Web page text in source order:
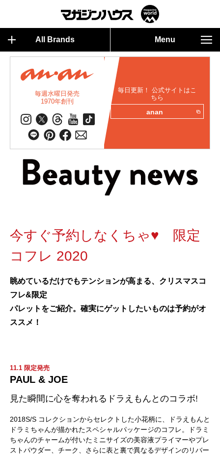
All Brands Menu
毎週水曜日発売
1970年創刊
毎日更新！ 公式サイトはこ
ちら
anan
今すぐ予約しなくちゃ♥︎ 限定
コフレ 2020
眺めているだけでもテンションが高まる、クリスマスコ
フレ&限定
パレットをご紹介。確実にゲットしたいものは予約がオ
ススメ！
11.1 限定発売
PAUL & JOE
見た瞬間に心を奪われるドラえもんとのコラボ!
2018S/S コレクションからセレクトした小花柄に、ドラえもんと
ドラミちゃんが描かれたスペシャルパッケージのコフレ。ドラミ
ちゃんのチャームが付いたミニサイズの美容液プライマーやプレ
ストパウダー、チーク、さらに表と裏で異なるデザインのリバー